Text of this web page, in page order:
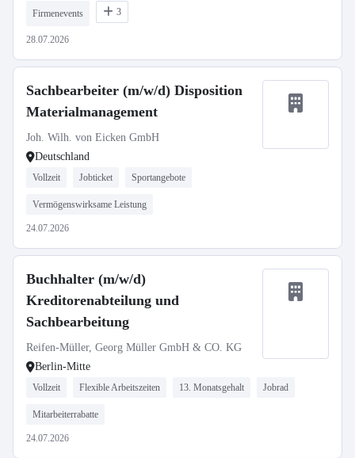
Firmenevents 3
28.07.2026
Sachbearbeiter (m/w/d) Disposition
Materialmanagement
Joh. Wilh. von Eicken GmbH
Deutschland
Vollzeit Jobticket Sportangebote
Vermögenswirksame Leistung
24.07.2026
Buchhalter (m/w/d)
Kreditorenabteilung und
Sachbearbeitung
Reifen-Müller, Georg Müller GmbH & CO. KG
Berlin-Mitte
Vollzeit Flexible Arbeitszeiten 13. Monatsgehalt Jobrad
Mitarbeiterrabatte
24.07.2026